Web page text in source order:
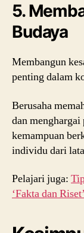
5.
Budaya
Membangun
penting dalam
Berusaha
dan
kemampuan
individu dari
Pelajari juga:
‘Fakta dan Riset’